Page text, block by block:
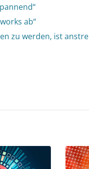
ab“
zu werden, ist anstre